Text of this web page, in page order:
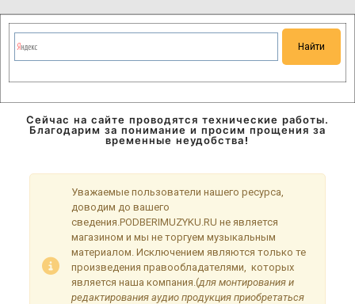
Сейчас на сайте проводятся технические работы.
Благодарим за понимание и просим прощения за
временные неудобства!
Уважаемые пользователи нашего ресурса,
доводим до вашего
сведения.PODBERIMUZYKU.RU не является
магазином и мы не торгуем музыкальным
материалом. Исключением являются только те
произведения правообладателями, которых
является наша компания.(для монтирования и
редактирования аудио продукция приобретаться